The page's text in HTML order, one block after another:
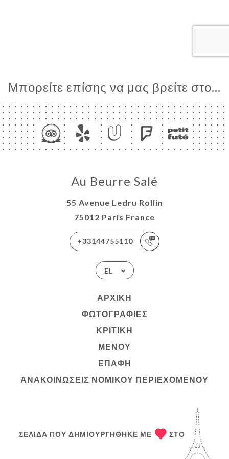
Μπορείτε επίσης να μας βρείτε στο...
Au Beurre Salé
55 Avenue Ledru Rollin
75012 Paris France
+33144755110
EL
ΑΡΧΙΚΉ
ΦΩΤΟΓΡΑΦΊΕΣ
ΚΡΙΤΙΚΉ
ΜΕΝΟΎ
ΕΠΑΦΉ
ΑΝΑΚΟΙΝΏΣΕΙΣ ΝΟΜΙΚΟΎ ΠΕΡΙΕΧΟΜΈΝΟΥ
ΣΕΛΊΔΑ ΠΟΥ ΔΗΜΙΟΥΡΓΉΘΗΚΕ ΜΕ ΣΤΟ